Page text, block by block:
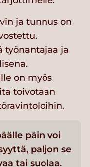
ja tunnus on
työnantajaa ja
on myös
toivotaan
päin voi
paljon se
tai suolaa.